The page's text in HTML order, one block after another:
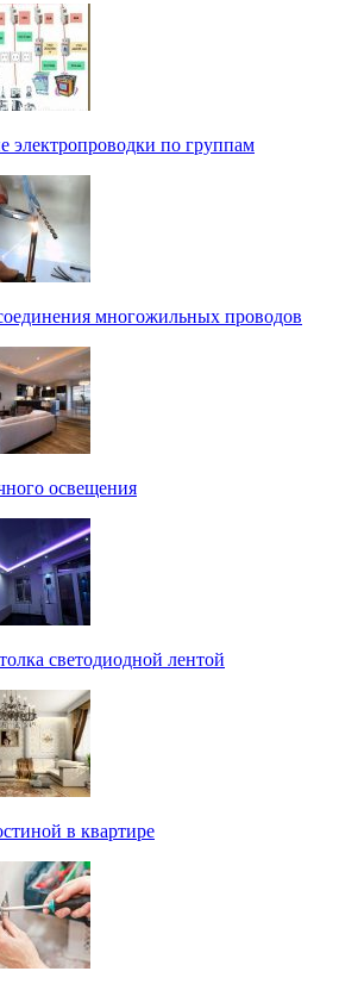
электропроводки по группам
многожильных проводов
освещения
светодиодной лентой
в квартире